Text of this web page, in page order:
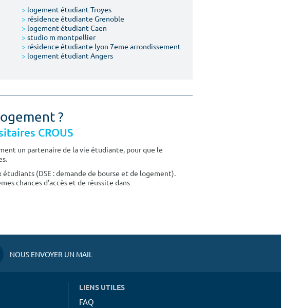
> logement étudiant Troyes
> résidence étudiante Grenoble
> logement étudiant Caen
> studio m montpellier
> résidence étudiante lyon 7eme arrondissement
> logement étudiant Angers
?
CROUS
un partenaire de la vie étudiante, pour que le
(DSE : demande de bourse et de logement).
chances d'accès et de réussite dans
NOUS ENVOYER UN MAIL
LIENS UTILES
FAQ